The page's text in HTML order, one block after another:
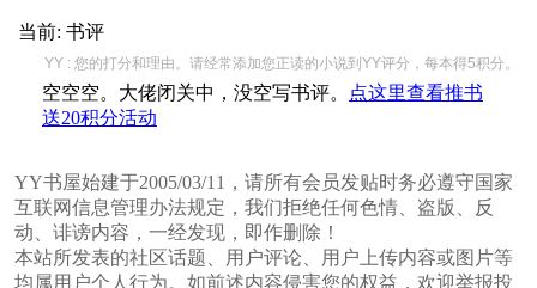
当前: 书评
YY : 您的打分和理由。请经常添加您正读的小说到YY评分，每本得5积分。
空空空。大佬闭关中，没空写书评。
点这里查看推书
送20积分活动
YY书屋始建于2005/03/11，请所有会员发贴时务必遵守国家
互联网信息管理办法规定，我们拒绝任何色情、盗版、反
动、诽谤内容，一经发现，即作删除！
本站所发表的社区话题、用户评论、用户上传内容或图片等
均属用户个人行为。如前述内容侵害您的权益，欢迎举报投